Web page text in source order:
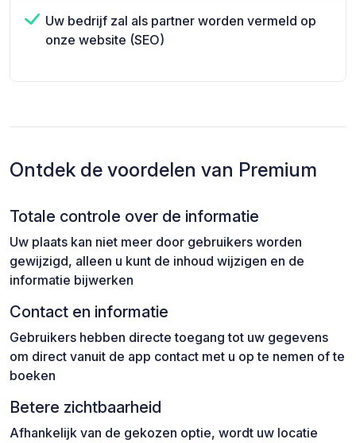
Uw bedrijf zal als partner worden vermeld op
onze website (SEO)
Ontdek de voordelen van Premium
Totale controle over de informatie
Uw plaats kan niet meer door gebruikers worden
gewijzigd, alleen u kunt de inhoud wijzigen en de
informatie bijwerken
Contact en informatie
Gebruikers hebben directe toegang tot uw gegevens
om direct vanuit de app contact met u op te nemen of te
boeken
Betere zichtbaarheid
Afhankelijk van de gekozen optie, wordt uw locatie